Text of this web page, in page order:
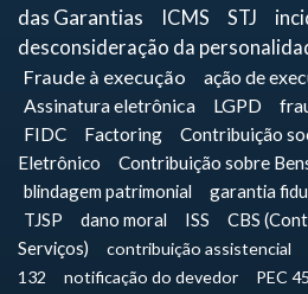
das Garantias
ICMS STJ
desconsideração da
Fraude à execução
ação de
Assinatura eletrônica
LGPD
FIDC Factoring Contribuição
Eletrônico
Contribuição sobre
blindagem patrimonial
garantia
TJSP
dano moral ISS
CBS
Serviços)
contribuição assistencial
132
notificação do devedor PEC